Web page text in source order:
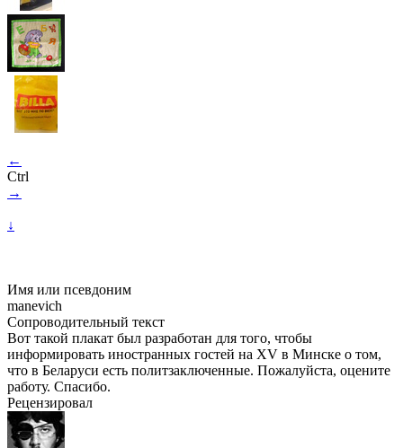
←
Ctrl
→
↓
Имя или псевдоним
manevich
Сопроводительный текст
Вот такой плакат был разработан для того, чтобы
информировать иностранных гостей на XV в Минске о том,
что в Беларуси есть политзаключенные. Пожалуйста, оцените
работу. Спасибо.
Рецензировал